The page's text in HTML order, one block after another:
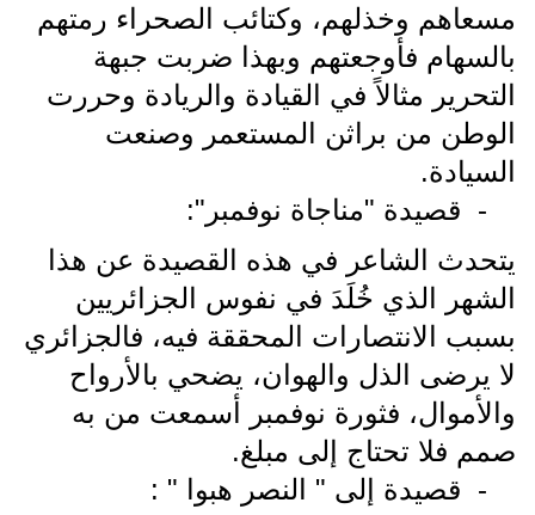
مسعاهم وخذلهم، وكتائب الصحراء رمتهم
بالسهام فأوجعتهم وبهذا ضربت جبهة
التحرير مثالاً في القيادة والريادة وحررت
الوطن من براثن المستعمر وصنعت
السيادة.
- قصيدة "مناجاة نوفمبر":
يتحدث الشاعر في هذه القصيدة عن هذا
الشهر الذي خُلَدَ في نفوس الجزائريين
بسبب الانتصارات المحققة فيه، فالجزائري
لا يرضى الذل والهوان، يضحي بالأرواح
والأموال، فثورة نوفمبر أسمعت من به
صمم فلا تحتاج إلى مبلغ.
- قصيدة إلى " النصر هبوا " :